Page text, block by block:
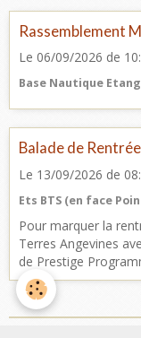
Rassemblement
Le 06/09/2026 de
Base Nautique
Balade de
Le 13/09/2026 de
Ets BTS (en face
Pour marquer la
Terres Angevines
de Prestige